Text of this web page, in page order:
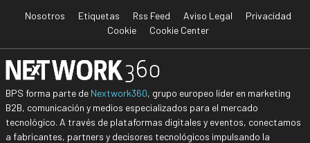
Nosotros Etiquetas Rss Feed Aviso Legal
Privacidad
Cookie
Cookie Center
BPS forma parte de Nextwork360, grupo europeo líder en marketing
B2B, comunicación y medios especializados para el mercado
tecnológico. A través de plataformas digitales y eventos, conectamos
a fabricantes, partners y decisores tecnológicos impulsando la